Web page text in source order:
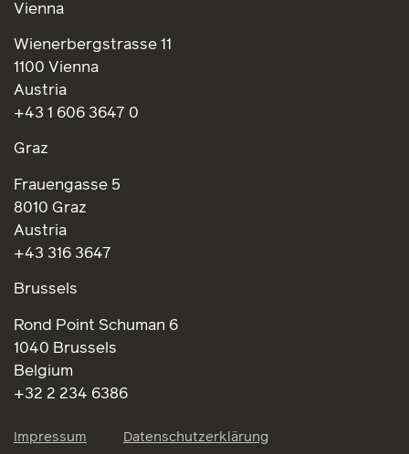
Vienna
Wienerbergstrasse 11
1100 Vienna
Austria
+43 1 606 3647 0
Graz
Frauengasse 5
8010 Graz
Austria
+43 316 3647
Brussels
Rond Point Schuman 6
1040 Brussels
Belgium
+32 2 234 6386
Impressum Datenschutzerklärung